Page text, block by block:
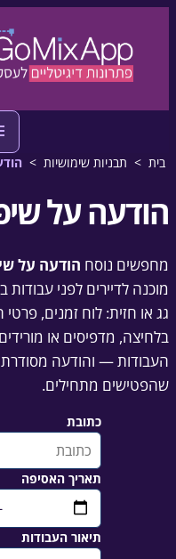
בית > תבניות שימושיות >
הודעה על
מחפשים נוסח הודעה על
מוכנה לדיירים לפני
גג או חזית: לוח זמנים,
העבודות — והודעה מסודרת
שהפטישים מתחילים.
כתובת
תאריך האסיפה
תיאור העבודות